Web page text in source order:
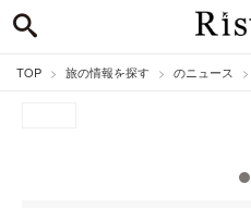
TOP 旅の情報を探す のニュース